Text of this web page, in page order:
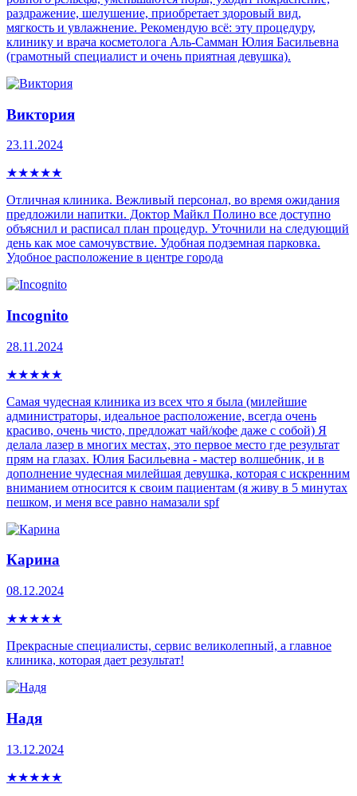
раздражение, шелушение, приобретает здоровый вид,
мягкость и увлажнение. Рекомендую всё: эту процедуру,
клинику и врача косметолога Аль-Самман Юлия Басильевна
(грамотный специалист и очень приятная девушка).
Виктория
23.11.2024
★★★★★
Отличная клиника. Вежливый персонал, во время ожидания
предложили напитки. Доктор Майкл Полино все доступно
объяснил и расписал план процедур. Уточнили на следующий
день как мое самочувствие. Удобная подземная парковка.
Удобное расположение в центре города
Incognito
28.11.2024
★★★★★
Самая чудесная клиника из всех что я была (милейшие
администраторы, идеальное расположение, всегда очень
красиво, очень чисто, предложат чай/кофе даже с собой) Я
делала лазер в многих местах, это первое место где результат
прям на глазах. Юлия Басильевна - мастер волшебник, и в
дополнение чудесная милейшая девушка, которая с искренним
вниманием относится к своим пациентам (я живу в 5 минутах
пешком, и меня все равно намазали spf
Карина
08.12.2024
★★★★★
Прекрасные специалисты, сервис великолепный, а главное
клиника, которая дает результат!
Надя
13.12.2024
★★★★★